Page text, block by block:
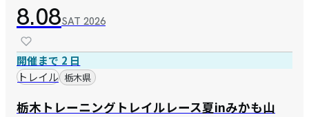
8.08SAT 2026
開催まで 2 日
トレイル 栃木県
栃木トレーニングトレイルレース夏inみかも山